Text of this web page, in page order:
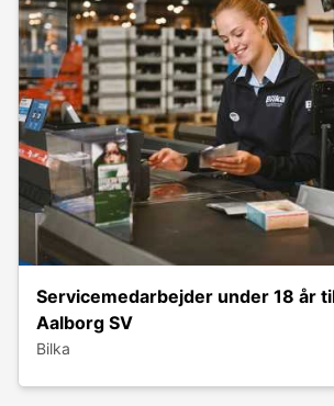
Servicemedarbejder under 18 år
Aalborg SV
Bilka